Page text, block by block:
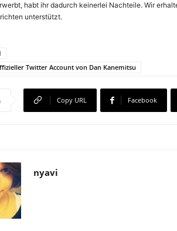
habt ihr dadurch keinerlei Nachteile. Wir
unterstützt.
Twitter Account von Dan Kanemitsu
Copy URL Facebook
nyavi